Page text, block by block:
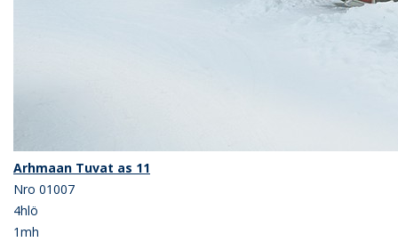
Arhmaan Tuvat as 11
Nro 01007
4hlö
1mh